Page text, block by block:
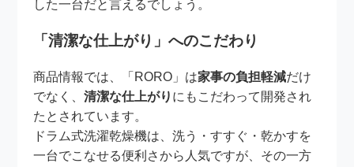
した一台だと言えるでしょう。
「清潔な仕上がり」へのこだわり
商品情報では、「RORO」は家事の負担軽減だけ
でなく、清潔な仕上がり にもこだわって開発され
たとされています。
ドラム式洗濯乾燥機は、洗う・すすぐ・乾かすを
一台でこなせる便利さから人気ですが、その一方